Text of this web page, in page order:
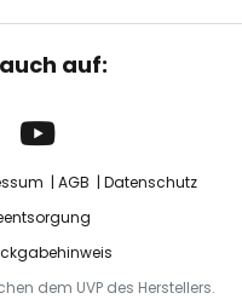
auf:
AGB
Datenschutz
dem UVP des Herstellers.